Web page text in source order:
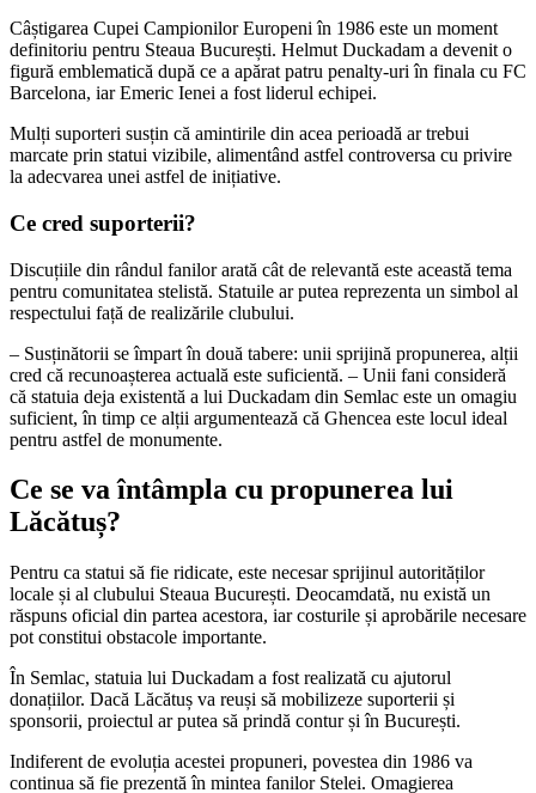
Câștigarea Cupei Campionilor Europeni în 1986 este un moment
definitoriu pentru Steaua București. Helmut Duckadam a devenit o
figură emblematică după ce a apărat patru penalty-uri în finala cu FC
Barcelona, iar Emeric Ienei a fost liderul echipei.
Mulți suporteri susțin că amintirile din acea perioadă ar trebui
marcate prin statui vizibile, alimentând astfel controversa cu privire
la adecvarea unei astfel de inițiative.
Ce cred suporterii?
Discuțiile din rândul fanilor arată cât de relevantă este această tema
pentru comunitatea stelistă. Statuile ar putea reprezenta un simbol al
respectului față de realizările clubului.
– Susținătorii se împart în două tabere: unii sprijină propunerea, alții
cred că recunoașterea actuală este suficientă. – Unii fani consideră
că statuia deja existentă a lui Duckadam din Semlac este un omagiu
suficient, în timp ce alții argumentează că Ghencea este locul ideal
pentru astfel de monumente.
Ce se va întâmpla cu propunerea lui
Lăcătuș?
Pentru ca statui să fie ridicate, este necesar sprijinul autorităților
locale și al clubului Steaua București. Deocamdată, nu există un
răspuns oficial din partea acestora, iar costurile și aprobările necesare
pot constitui obstacole importante.
În Semlac, statuia lui Duckadam a fost realizată cu ajutorul
donațiilor. Dacă Lăcătuș va reuși să mobilizeze suporterii și
sponsorii, proiectul ar putea să prindă contur și în București.
Indiferent de evoluția acestei propuneri, povestea din 1986 va
continua să fie prezentă în mintea fanilor Stelei. Omagierea